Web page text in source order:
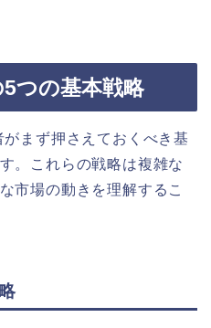
つの基本戦略
まず押さえておくべき基
。これらの戦略は複雑な
市場の動きを理解するこ